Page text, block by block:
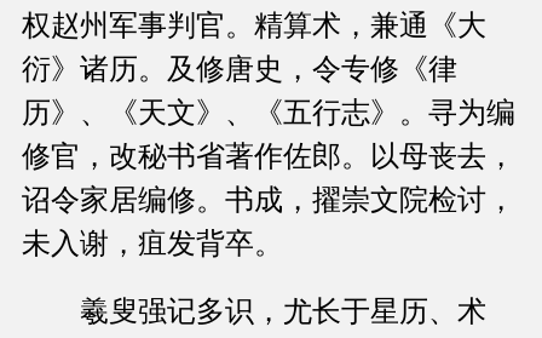
权赵州军事判官。精算术，兼通《大
衍》诸历。及修唐史，令专修《律
历》、《天文》、《五行志》。寻为编
修官，改秘书省著作佐郎。以母丧去，
诏令家居编修。书成，擢崇文院检讨，
未入谢，疽发背卒。
羲叟强记多识，尤长于星历、术